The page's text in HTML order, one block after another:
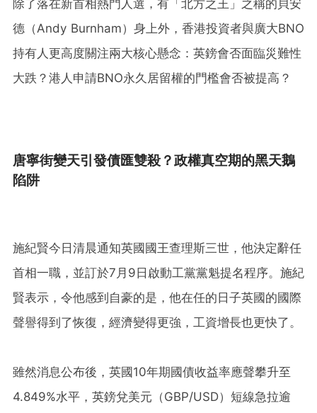
除了落在新首相熱門人選，有「北方之王」之稱的貝安
德（Andy Burnham）身上外，香港投資者與廣大BNO
持有人更高度關注兩大核心懸念：英鎊會否面臨災難性
大跌？港人申請BNO永久居留權的門檻會否被提高？
唐寧街變天引發債匯雙殺？政權真空期的黑天鵝
陷阱
施紀賢今日清晨通知英國國王查理斯三世，他決定辭任
首相一職，並訂於7月9日啟動工黨黨魁提名程序。施紀
賢表示，令他感到自豪的是，他在任的日子英國的國際
聲譽得到了恢復，經濟變得更強，工資增長也更快了。
雖然消息公布後，英國10年期國債收益率應聲攀升至
4.849%水平，英鎊兌美元（GBP/USD）短線急拉逾